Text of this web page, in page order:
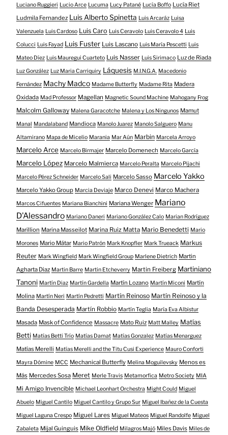
Luciano Ruggieri Lucio Arce Lucuma Lucy Patané Lucía Boffo Lucía Riet
Ludmila Fernandez Luis Alberto Spinetta Luis Arcaráz Luisa
Valenzuela Luis Cardoso Luis Caro Luis Ceravolo Luis Ceravolo 4 Luis
Colucci Luis Fayad Luis Fuster Luis Lascano Luis María Pescetti Luis
Mateo Díez Luis Mauregui Cuarteto Luis Nasser Luis Sirimaco Luz de Riada
Luz González Luz Maria Carriquiry Láquesis M.I.N.G.A. Macedonio
Fernández Machy Madco Madame Butterfly Madame Rita Madera
Oxidada Mad Professor Magellan Magnetic Sound Machine Mahogany Frog
Malcolm Galloway Malena Garacotche Malena y Los Ningunos Mamut
Manal Mandalaband Mandioca Manolo Juarez Manolo Salguero Manu
Altamirano Mapa de Micelio Marania Mar Aún Marbin Marcela Arroyo
Marcelo Arce Marcelo Birmajer Marcelo Domenech Marcelo García
Marcelo López Marcelo Malmierca Marcelo Peralta Marcelo Pijachi
Marcelo Pérez Schneider Marcelo Sali Marcelo Sasso Marcelo Yakko
Marcelo Yakko Group Marcia Deviaje Marco Denevi Marco Machera
Marcos Cifuentes Mariana Bianchini Mariana Wenger Mariano
D'Alessandro Mariano Daneri Mariano González Calo Marian Rodríguez
Marillion Marina Masseilot Marina Ruiz Matta Mario Benedetti Mario
Morones Mario Mátar Mario Patrón Mark Knopfler Mark Trueack Markus
Reuter Mark Wingfield Mark Wingfield Group Marlene Dietrich Martin
Agharta Diaz Martin Barre Martin Etcheverry Martin Freiberg Martiniano
Tanoni Martín Diaz Martín Gardella Martín Lozano Martín Miconi Martín
Molina Martín Neri Martín Pedretti Martín Reinoso Martín Reinoso y la
Banda Desesperada Martín Robbio Martín Teglia María Eva Albistur
Masada Mask of Confidence Massacre Mato Ruiz Matt Malley Matías
Betti Matías Betti Trío Matías Damat Matías Gonzalez Matías Menarguez
Matías Merelli Matías Merelli and the Titu Cusi Experience Mauro Conforti
Mayra Dómine MCC Mechanical Butterfly Melina Moguilevsky Menos es
Más Mercedes Sosa Meret Merle Travis Metamorfica Metro Society MIA
Mi Amigo Invencible Michael Leonhart Orchestra Might Could Miguel
Abuelo Miguel Cantilo Miguel Cantilo y Grupo Sur Miguel Ibañez de la Cuesta
Miguel Laguna Crespo Miguel Lares Miguel Mateos Miguel Randolfe Miguel
Zabaleta Mijal Guinguis Mike Oldfield Milagros Majó Miles Davis Miles de